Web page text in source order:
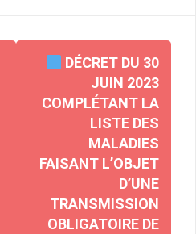
DÉCRET DU 30
JUIN 2023
COMPLÉTANT LA
LISTE DES
MALADIES
FAISANT L’OBJET
D’UNE
TRANSMISSION
OBLIGATOIRE DE